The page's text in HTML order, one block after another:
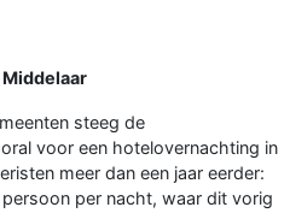
steeg de
voor een hotelovernachting in
meer dan een jaar eerder:
per nacht, waar dit vorig